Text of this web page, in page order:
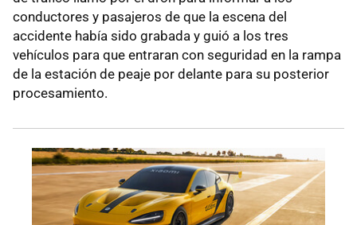
conductores y pasajeros de que la escena del
accidente había sido grabada y guió a los tres
vehículos para que entraran con seguridad en la rampa
de la estación de peaje por delante para su posterior
procesamiento.